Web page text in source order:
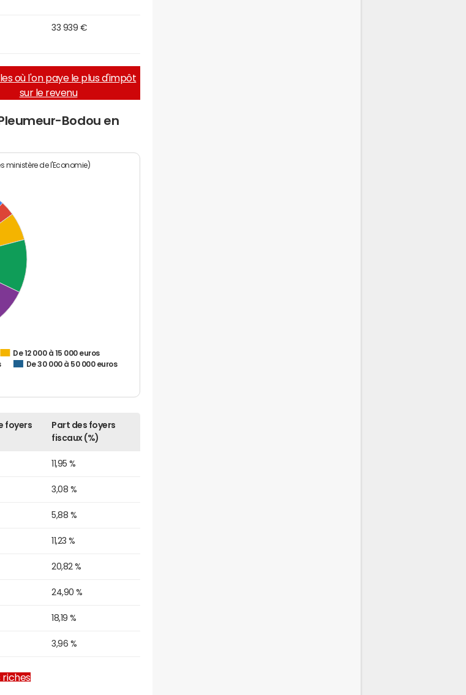
33 939 €
où l'on paye le plus d'impôt
sur le revenu
Bodou en
ministère de l'Economie)
De 12 000 à 15 000 euros
De 30 000 à 50 000 euros
foyers
Part des foyers
fiscaux (%)
11,95 %
3,08 %
5,88 %
11,23 %
20,82 %
24,90 %
18,19 %
3,96 %
riches